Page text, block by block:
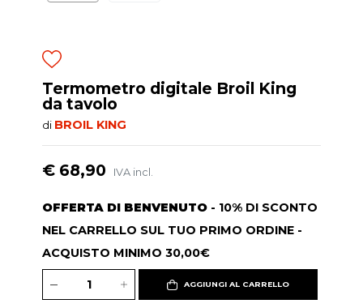
Termometro digitale Broil King
da tavolo
di BROIL KING
€ 68,90 IVA incl.
OFFERTA DI BENVENUTO - 10% DI SCONTO
NEL CARRELLO SUL TUO PRIMO ORDINE -
ACQUISTO MINIMO 30,00€
AGGIUNGI AL CARRELLO